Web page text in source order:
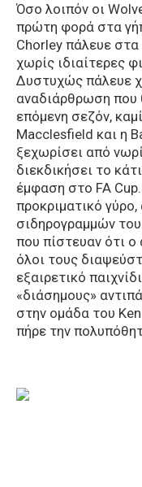
Όσο λοιπόν οι
πρώτη φορά στα
Chorley πάλευε
χωρίς ιδιαίτερες
Δυστυχώς πάλευε
αναδιάρθρωση που
επόμενη σεζόν,
Macclesfield και η
ξεχωρίσει από
διεκδικήσει το
έμφαση στο FA
προκριματικό
σιδηρογραμμών
που πίστευαν ότι
όλοι τους
εξαιρετικό
«διάσημους»
στην ομάδα του
πήρε την